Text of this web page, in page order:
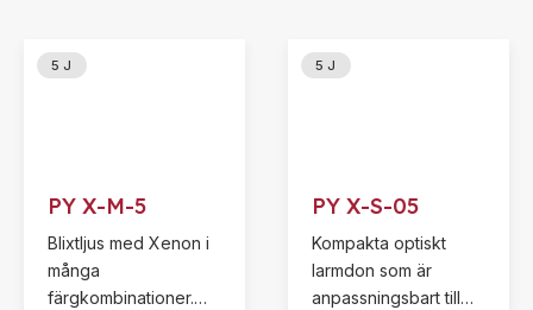
5 J
PY X-M-5
Blixtljus med Xenon i
många
färgkombinationer.
5 J
PY X-S-05
Kompakta optiskt
larmdon som är
anpassningsbart till